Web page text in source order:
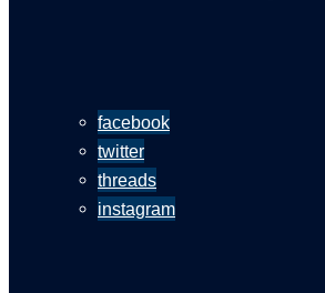
facebook
twitter
threads
instagram